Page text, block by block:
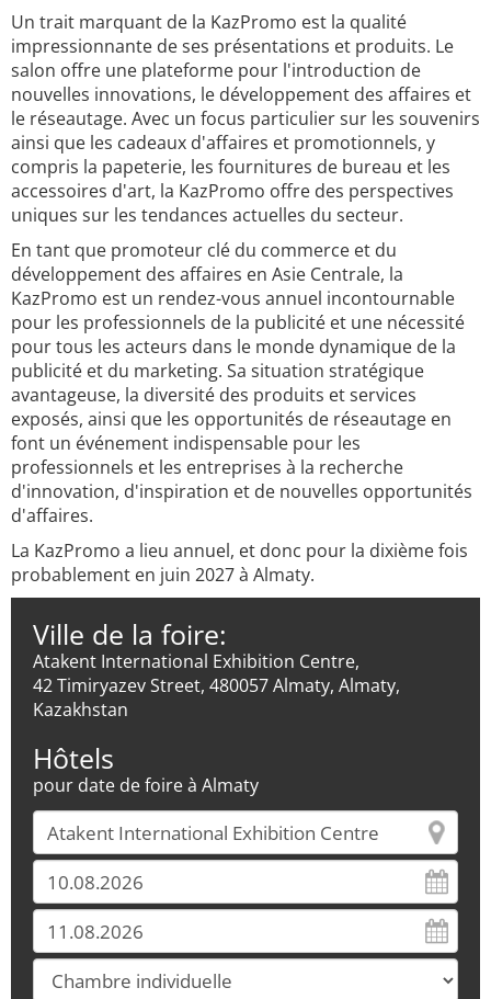
Un trait marquant de la KazPromo est la qualité
impressionnante de ses présentations et produits. Le
salon offre une plateforme pour l'introduction de
nouvelles innovations, le développement des affaires et
le réseautage. Avec un focus particulier sur les souvenirs
ainsi que les cadeaux d'affaires et promotionnels, y
compris la papeterie, les fournitures de bureau et les
accessoires d'art, la KazPromo offre des perspectives
uniques sur les tendances actuelles du secteur.
En tant que promoteur clé du commerce et du
développement des affaires en Asie Centrale, la
KazPromo est un rendez-vous annuel incontournable
pour les professionnels de la publicité et une nécessité
pour tous les acteurs dans le monde dynamique de la
publicité et du marketing. Sa situation stratégique
avantageuse, la diversité des produits et services
exposés, ainsi que les opportunités de réseautage en
font un événement indispensable pour les
professionnels et les entreprises à la recherche
d'innovation, d'inspiration et de nouvelles opportunités
d'affaires.
La KazPromo a lieu annuel, et donc pour la dixième fois
probablement en juin 2027 à Almaty.
Ville de la foire:
Atakent International Exhibition Centre,
42 Timiryazev Street, 480057 Almaty, Almaty,
Kazakhstan
Hôtels
pour date de foire à Almaty